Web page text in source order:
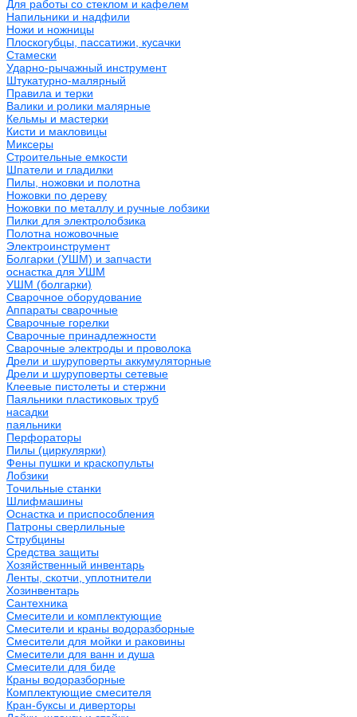
Для работы со стеклом и кафелем
Напильники и надфили
Ножи и ножницы
Плоскогубцы, пассатижи, кусачки
Стамески
Ударно-рычажный инструмент
Штукатурно-малярный
Правила и терки
Валики и ролики малярные
Кельмы и мастерки
Кисти и макловицы
Миксеры
Строительные емкости
Шпатели и гладилки
Пилы, ножовки и полотна
Ножовки по дереву
Ножовки по металлу и ручные лобзики
Пилки для электролобзика
Полотна ножовочные
Электроинструмент
Болгарки (УШМ) и запчасти
оснастка для УШМ
УШМ (болгарки)
Сварочное оборудование
Аппараты сварочные
Сварочные горелки
Сварочные принадлежности
Сварочные электроды и проволока
Дрели и шуруповерты аккумуляторные
Дрели и шуруповерты сетевые
Клеевые пистолеты и стержни
Паяльники пластиковых труб
насадки
паяльники
Перфораторы
Пилы (циркулярки)
Фены пушки и краскопульты
Лобзики
Точильные станки
Шлифмашины
Оснастка и приспособления
Патроны сверлильные
Струбцины
Средства защиты
Хозяйственный инвентарь
Ленты, скотчи, уплотнители
Хозинвентарь
Сантехника
Смесители и комплектующие
Смесители и краны водоразборные
Смесители для мойки и раковины
Смесители для ванн и душа
Смесители для биде
Краны водоразборные
Комплектующие смесителя
Кран-буксы и диверторы